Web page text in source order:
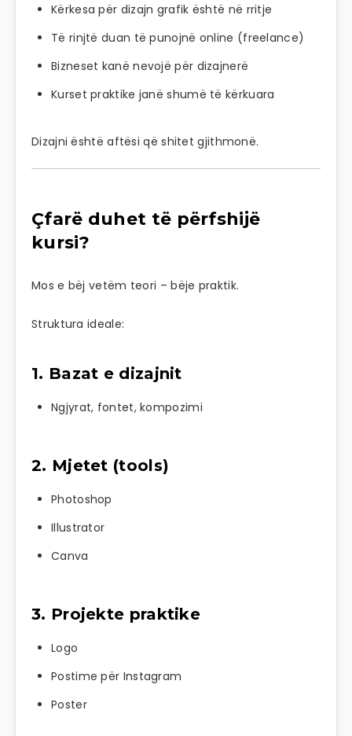
Kërkesa për dizajn grafik është në rritje
Të rinjtë duan të punojnë online (freelance)
Bizneset kanë nevojë për dizajnerë
Kurset praktike janë shumë të kërkuara
Dizajni është aftësi që shitet gjithmonë.
Çfarë duhet të përfshijë
kursi?
Mos e bëj vetëm teori – bëje praktik.
Struktura ideale:
1. Bazat e dizajnit
Ngjyrat, fontet, kompozimi
2. Mjetet (tools)
Photoshop
Illustrator
Canva
3. Projekte praktike
Logo
Postime për Instagram
Poster